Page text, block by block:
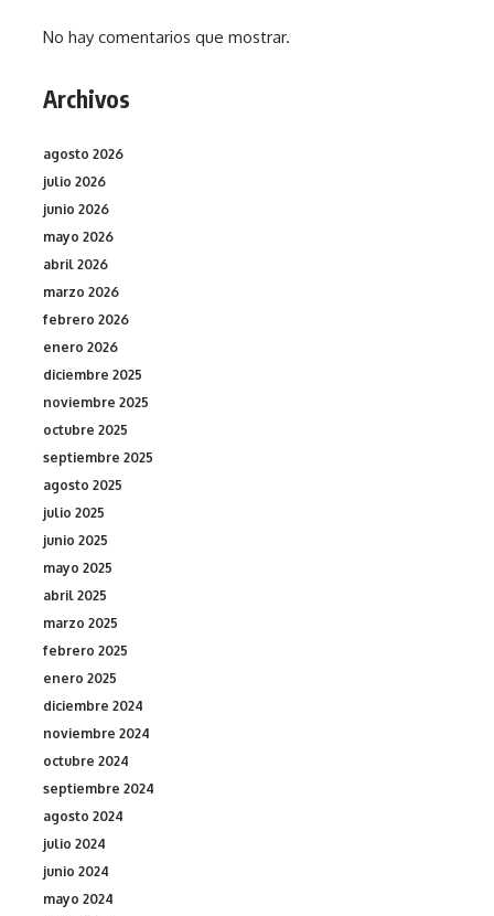
No hay comentarios que mostrar.
Archivos
agosto 2026
julio 2026
junio 2026
mayo 2026
abril 2026
marzo 2026
febrero 2026
enero 2026
diciembre 2025
noviembre 2025
octubre 2025
septiembre 2025
agosto 2025
julio 2025
junio 2025
mayo 2025
abril 2025
marzo 2025
febrero 2025
enero 2025
diciembre 2024
noviembre 2024
octubre 2024
septiembre 2024
agosto 2024
julio 2024
junio 2024
mayo 2024